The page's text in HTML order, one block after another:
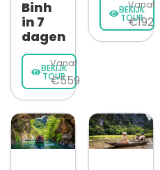
Binh
in 7
dagen
BEKIJK
TOUR
Vanaf
€559
BEKIJK
TOUR
Vanaf
€192